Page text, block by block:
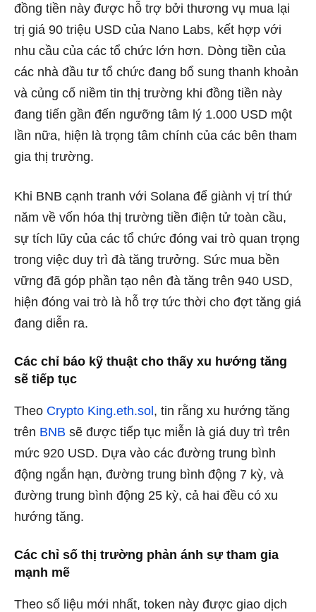
đồng tiền này được hỗ trợ bởi thương vụ mua lại
trị giá 90 triệu USD của Nano Labs, kết hợp với
nhu cầu của các tổ chức lớn hơn. Dòng tiền của
các nhà đầu tư tổ chức đang bổ sung thanh khoản
và củng cố niềm tin thị trường khi đồng tiền này
đang tiến gần đến ngưỡng tâm lý 1.000 USD một
lần nữa, hiện là trọng tâm chính của các bên tham
gia thị trường.
Khi BNB cạnh tranh với Solana để giành vị trí thứ
năm về vốn hóa thị trường tiền điện tử toàn cầu,
sự tích lũy của các tổ chức đóng vai trò quan trọng
trong việc duy trì đà tăng trưởng. Sức mua bền
vững đã góp phần tạo nên đà tăng trên 940 USD,
hiện đóng vai trò là hỗ trợ tức thời cho đợt tăng giá
đang diễn ra.
Các chỉ báo kỹ thuật cho thấy xu hướng tăng
sẽ tiếp tục
Theo Crypto King.eth.sol, tin rằng xu hướng tăng
trên BNB sẽ được tiếp tục miễn là giá duy trì trên
mức 920 USD. Dựa vào các đường trung bình
động ngắn hạn, đường trung bình động 7 kỳ, và
đường trung bình động 25 kỳ, cả hai đều có xu
hướng tăng.
Các chỉ số thị trường phản ánh sự tham gia
mạnh mẽ
Theo số liệu mới nhất, token này được giao dịch